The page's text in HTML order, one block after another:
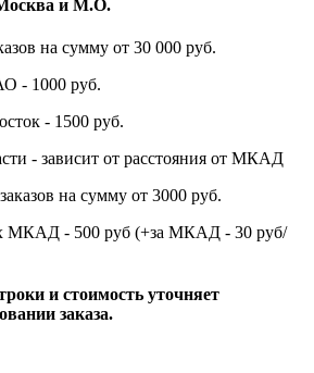
и М.О.
на сумму от 30 000 руб.
- 1000 руб.
- 1500 руб.
- зависит от расстояния от МКАД
заказов на сумму от 3000 руб.
МКАД - 500 руб (+за МКАД - 30 руб/
и стоимость уточняет
заказа.